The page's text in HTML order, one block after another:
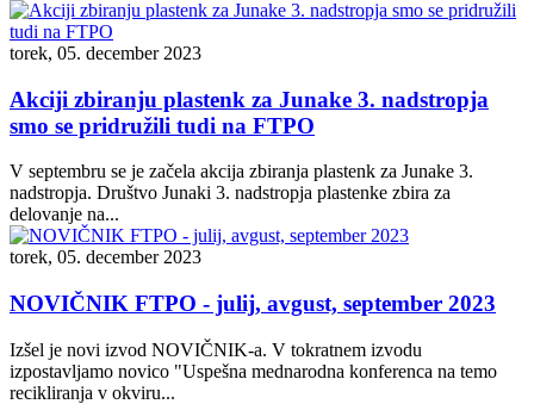
torek, 05. december 2023
Akciji zbiranju plastenk za Junake 3. nadstropja
smo se pridružili tudi na FTPO
V septembru se je začela akcija zbiranja plastenk za Junake 3.
nadstropja. Društvo Junaki 3. nadstropja plastenke zbira za
delovanje na...
torek, 05. december 2023
NOVIČNIK FTPO - julij, avgust, september 2023
Izšel je novi izvod NOVIČNIK-a. V tokratnem izvodu
izpostavljamo novico "Uspešna mednarodna konferenca na temo
recikliranja v okviru...